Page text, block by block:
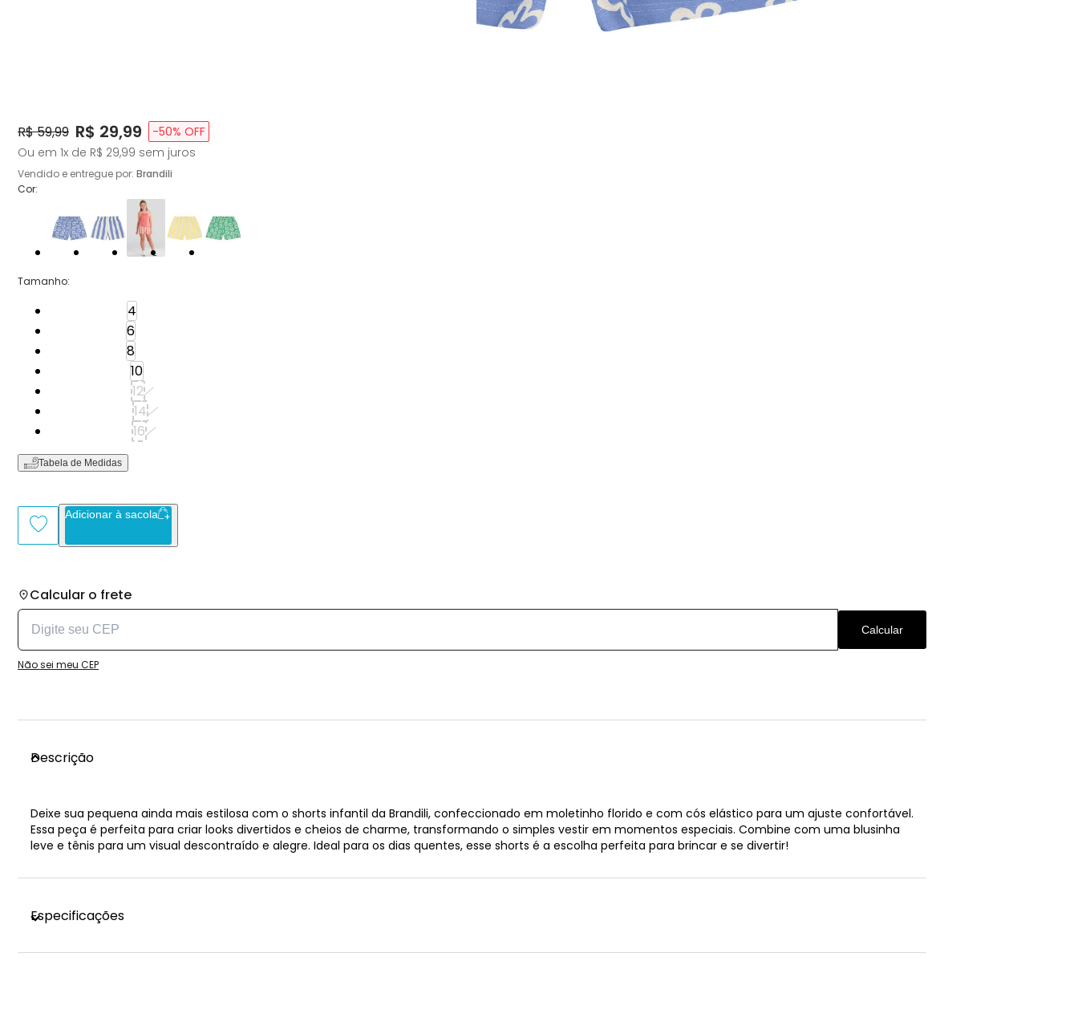
Original Price:
R$ 59,99 Price:
R$ 29,99 -50% OFF
Ou em 1x de R$ 29,99 sem juros
Vendido e entregue por: Brandili
Cor:
Tamanho:
4
6
8
10
12
14
16
Tabela de Medidas
Adicionar à sacola
Calcular o frete
Calcular
Não sei meu CEP
Descrição
Deixe sua pequena ainda mais estilosa com o shorts infantil da Brandili, confeccionado em moletinho florido e com cós elástico para um ajuste confortável.
Essa peça é perfeita para criar looks divertidos e cheios de charme, transformando o simples vestir em momentos especiais. Combine com uma blusinha
leve e tênis para um visual descontraído e alegre. Ideal para os dias quentes, esse shorts é a escolha perfeita para brincar e se divertir!
Especificações